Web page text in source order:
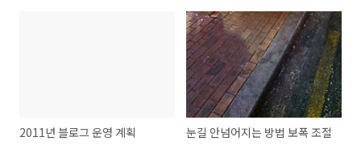
2011년 블로그 운영 계획 눈길 안넘어지는 방법 보폭 조절